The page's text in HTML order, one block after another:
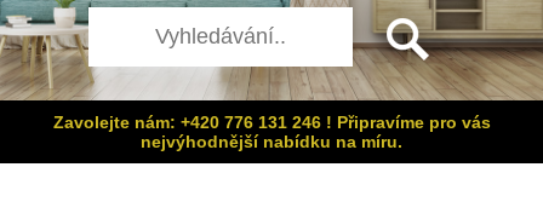
Zavolejte nám: +420 776 131 246 ! Připravíme pro vás
nejvýhodnější nabídku na míru.